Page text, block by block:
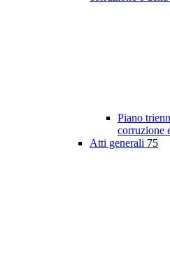
Piano
corruzione
Atti generali 75